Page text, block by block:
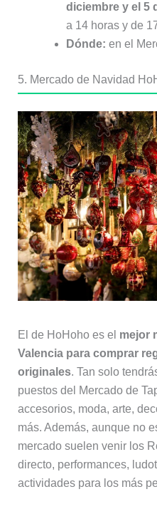
diciembre y el 5
a 14 horas y de
Dónde: en el
5. Mercado de Navidad
El de HoHoho es el mejor
Valencia para comprar
originales. Tan solo
puestos del Mercado de
accesorios, moda, arte,
más. Además, aunque no
mercado suelen venir los
directo, performances,
actividades para los más